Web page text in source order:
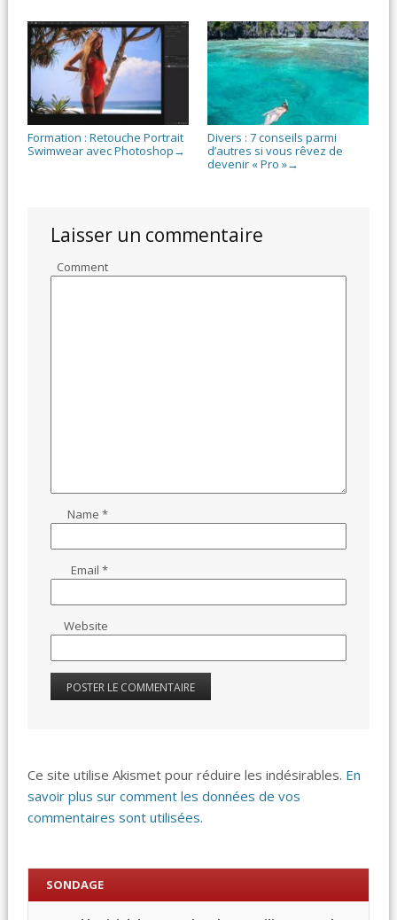
Formation : Retouche Portrait
Swimwear avec Photoshop →
Divers : 7 conseils parmi
d’autres si vous rêvez de
devenir « Pro »→
Laisser un commentaire
Comment
Name*
Email*
Website
Ce site utilise Akismet pour réduire les indésirables. En
savoir plus sur comment les données de vos
commentaires sont utilisées.
SONDAGE